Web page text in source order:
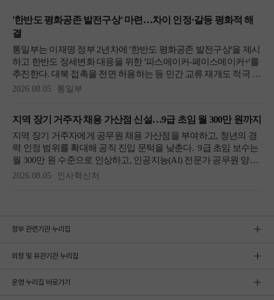
정부 관련기관 누리집
외청 및 유관기관 누리집
운영 누리집 바로가기